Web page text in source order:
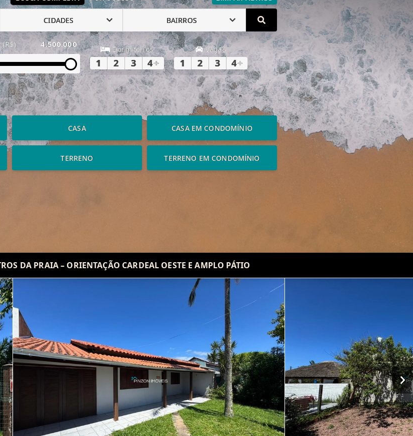
CIDADES BAIRROS
4.500.000 Dormitórios
1 2 3 4+
Vagas
1 2 3 4+
CASA CASA EM CONDOMÍNIO
TERRENO TERRENO EM CONDOMÍNIO
DA PRAIA – ORIENTAÇÃO CARDEAL OESTE E AMPLO PÁTIO